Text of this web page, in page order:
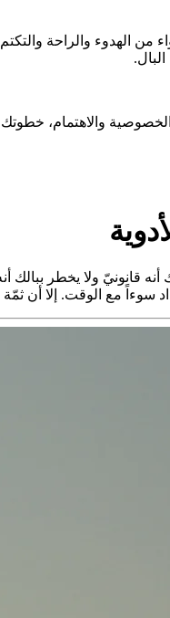
الهدوء والراحة والتكتم
والاهتمام، خطوتك
قانونيّ ولا يخطر ببالك
سوءاً مع الوقت. إلا أن